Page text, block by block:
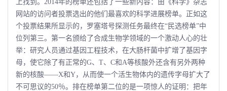
上找到。2014年的榜单还包括了一些新内容：由《科学》杂志
网站的访问者投票选出的他们最喜欢的科学进展榜单。正如这
个投票结果所显示的，罗塞塔号探测任务最终在“民选榜单”中
位列第三。第一名颁给了合成生物学领域的一个激动人心的壮
举：研究人员通过基因工程技术，在大肠杆菌中扩增了基因字
母，使它除了有正常的G、T、C和A等核酸外还含有另外两种
新的核酸――X和Y，从而使一个活生物体内的遗传字母扩大了
不可思议的50％。排在榜单第二位的是一项惊人的证明：把年